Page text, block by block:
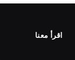
اقرأ معنا